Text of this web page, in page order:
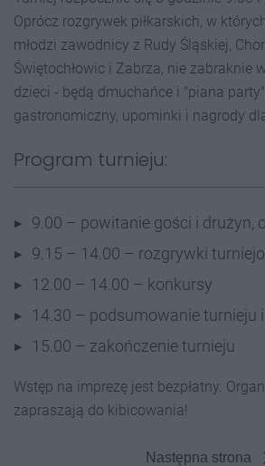
Oprócz rozgrywek piłkarskich, w
młodzi zawodnicy z Rudy Śląskiej,
Świętochłowic i Zabrza, nie zabraknie
dzieci - będą dmuchańce i "piana
gastronomiczny, upominki i nagrody
Program turnieju:
9.00 – powitanie gości i drużyn,
9.15 – 14.00 – rozgrywki
12.00 – 14.00 – konkursy
14.30 – podsumowanie turnieju
15.00 – zakończenie turnieju
Wstęp na imprezę jest bezpłatny.
zapraszają do kibicowania!
Następna strona